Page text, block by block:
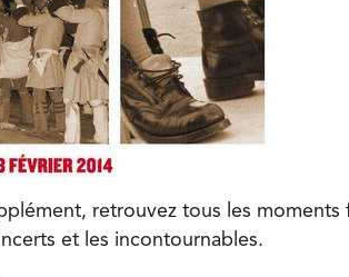
retrouvez tous les
et les incontournables.